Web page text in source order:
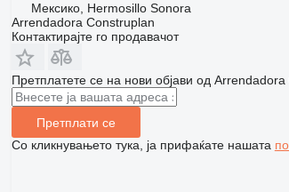
Мексико, Hermosillo Sonora
Arrendadora Construplan
Контактирајте го продавачот
Претплатете се на нови објави од
Претплати се
Со кликнувањето тука, ја прифаќате нашата